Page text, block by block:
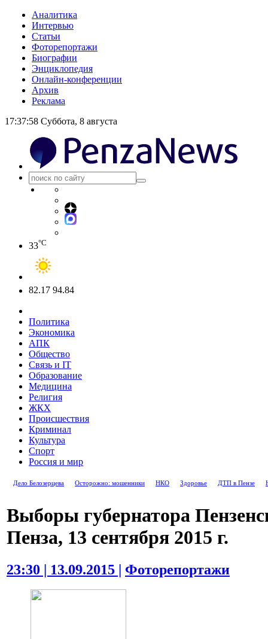
Аналитика
Интервью
Статьи
Фоторепортажи
Биографии
Энциклопедия
Онлайн-конференции
Архив
Реклама
17:37:59 Суббота, 8 августа
33°C
82.17 94.84
Политика
Экономика
АПК
Общество
Связь и IT
Образование
Медицина
Религия
ЖКХ
Происшествия
Криминал
Культура
Спорт
Россия и мир
Дело Белозерцева Осторожно: мошенники НКО Здоровье ДТП в Пензе
Выборы губернатора
Пенза, 13 сентября 2015 г.
23:30 | 13.09.2015 | Фоторепортажи